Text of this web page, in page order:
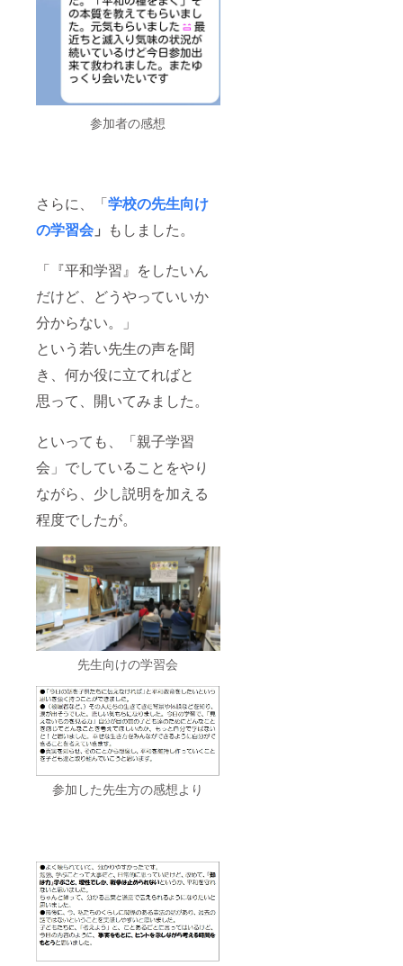
参加者の感想
さらに、「学校の先生向け
の学習会 」 もしました。
「『平和学習』をしたいん
だけど、どうやっていいか
分からない。」
という若い先生の声を聞
き、何か役に立てればと
思って、開いてみました。
といっても、「親子学習
会」でしていることをやり
ながら、少し説明を加える
程度でしたが。
先生向けの学習会
参加した先生方の感想より